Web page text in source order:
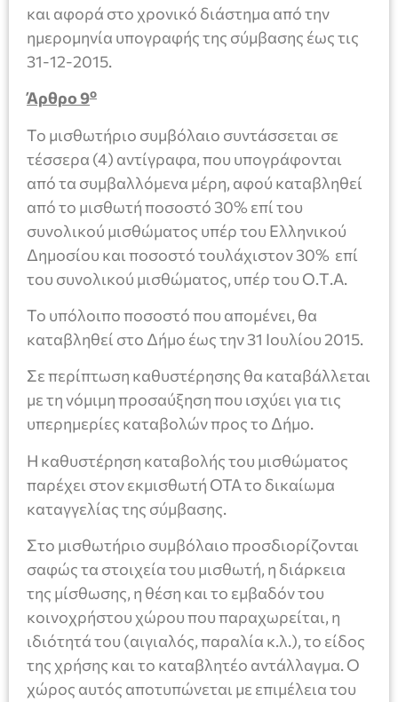
και αφορά στο χρονικό διάστημα από την
ημερομηνία υπογραφής της σύμβασης έως τις
31-12-2015.
Άρθρο9ο
Το μισθωτήριο συμβόλαιο συντάσσεται σε
τέσσερα (4) αντίγραφα, που υπογράφονται
από τα συμβαλλόμενα μέρη, αφού καταβληθεί
από το μισθωτή ποσοστό 30% επί του
συνολικού μισθώματος υπέρ του Ελληνικού
Δημοσίου και ποσοστό τουλάχιστον 30% επί
του συνολικού μισθώματος, υπέρ του Ο.Τ.Α.
Το υπόλοιπο ποσοστό που απομένει, θα
καταβληθεί στο Δήμο έως την 31 Ιουλίου 2015.
Σε περίπτωση καθυστέρησης θα καταβάλλεται
με τη νόμιμη προσαύξηση που ισχύει για τις
υπερημερίες καταβολών προς το Δήμο.
Η καθυστέρηση καταβολής του μισθώματος
παρέχει στον εκμισθωτή ΟΤΑ το δικαίωμα
καταγγελίας της σύμβασης.
Στο μισθωτήριο συμβόλαιο προσδιορίζονται
σαφώς τα στοιχεία του μισθωτή, η διάρκεια
της μίσθωσης, η θέση και το εμβαδόν του
κοινοχρήστου χώρου που παραχωρείται, η
ιδιότητά του (αιγιαλός, παραλία κ.λ.), το είδος
της χρήσης και το καταβλητέο αντάλλαγμα. Ο
χώρος αυτός αποτυπώνεται με επιμέλεια του